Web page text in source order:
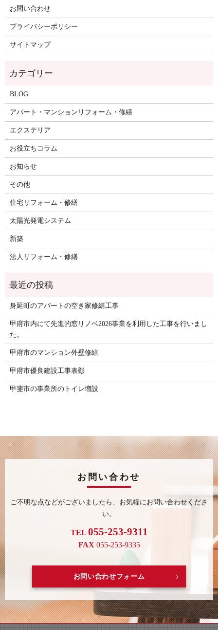
お問い合わせ
プライバシーポリシー
サイトマップ
BLOG
アパート・マンションリフォーム・修繕
エクステリア
お役立ちコラム
お知らせ
その他
住宅リフォーム・修繕
太陽光発電システム
新築
法人リフォーム・修繕
身延町のアパートの空き家修繕工事
甲府市内にて先進的窓リノベ2026事業を利用した工事を行いまし
た。
甲府市のマンション外壁修繕
甲府市優良建設工事表彰
甲斐市の事業所のトイレ増設
お問い合わせ
ご不明な点などがございましたら、 お気軽にお問い合わせくださ
い。
TEL 055-253-9311
FAX 055-253-9335
お問い合わせフォーム